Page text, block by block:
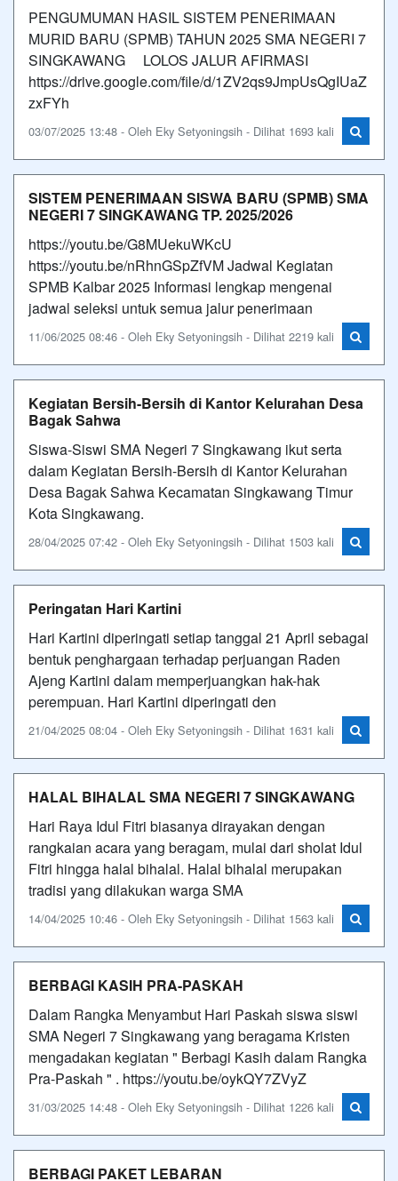
PENGUMUMAN HASIL SISTEM PENERIMAAN
MURID BARU (SPMB) TAHUN 2025 SMA NEGERI 7
SINGKAWANG LOLOS JALUR AFIRMASI
https://drive.google.com/file/d/1ZV2qs9JmpUsQgIUaZ
zxFYh
03/07/2025 13:48 - Oleh Eky Setyoningsih - Dilihat 1693 kali
SISTEM PENERIMAAN SISWA BARU (SPMB) SMA
NEGERI 7 SINGKAWANG TP. 2025/2026
https://youtu.be/G8MUekuWKcU
https://youtu.be/nRhnGSpZfVM Jadwal Kegiatan
SPMB Kalbar 2025 Informasi lengkap mengenai
jadwal seleksi untuk semua jalur penerimaan
11/06/2025 08:46 - Oleh Eky Setyoningsih - Dilihat 2219 kali
Kegiatan Bersih-Bersih di Kantor Kelurahan Desa
Bagak Sahwa
Siswa-Siswi SMA Negeri 7 Singkawang ikut serta
dalam Kegiatan Bersih-Bersih di Kantor Kelurahan
Desa Bagak Sahwa Kecamatan Singkawang Timur
Kota Singkawang.
28/04/2025 07:42 - Oleh Eky Setyoningsih - Dilihat 1503 kali
Peringatan Hari Kartini
Hari Kartini diperingati setiap tanggal 21 April sebagai
bentuk penghargaan terhadap perjuangan Raden
Ajeng Kartini dalam memperjuangkan hak-hak
perempuan. Hari Kartini diperingati den
21/04/2025 08:04 - Oleh Eky Setyoningsih - Dilihat 1631 kali
HALAL BIHALAL SMA NEGERI 7 SINGKAWANG
Hari Raya Idul Fitri biasanya dirayakan dengan
rangkaian acara yang beragam, mulai dari sholat Idul
Fitri hingga halal bihalal. Halal bihalal merupakan
tradisi yang dilakukan warga SMA
14/04/2025 10:46 - Oleh Eky Setyoningsih - Dilihat 1563 kali
BERBAGI KASIH PRA-PASKAH
Dalam Rangka Menyambut Hari Paskah siswa siswi
SMA Negeri 7 Singkawang yang beragama Kristen
mengadakan kegiatan " Berbagi Kasih dalam Rangka
Pra-Paskah " . https://youtu.be/oykQY7ZVyZ
31/03/2025 14:48 - Oleh Eky Setyoningsih - Dilihat 1226 kali
BERBAGI PAKET LEBARAN